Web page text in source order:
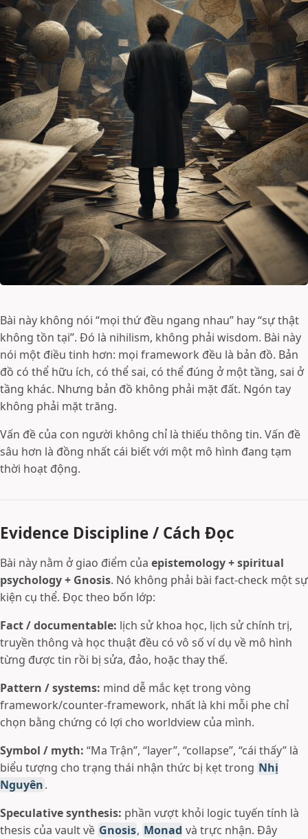
Bài này không nói “mọi thứ đều ngang nhau” hay “sự thật
không tồn tại”. Đó là nihilism, không phải wisdom. Bài này
nói một điều tinh hơn: mọi framework đều là bản đồ. Bản
đồ có thể hữu ích, có thể sai, có thể đúng ở một tầng, sai ở
tầng khác. Nhưng bản đồ không phải mặt đất. Ngón tay
không phải mặt trăng.
Vấn đề của con người không chỉ là thiếu thông tin. Vấn đề
sâu hơn là đồng nhất cái biết với một mô hình đang tạm
thời hoạt động.
Evidence Discipline / Cách Đọc
Bài này nằm ở giao điểm của epistemology + spiritual
psychology + Gnosis. Nó không phải bài fact-check một sự
kiện cụ thể. Đọc theo bốn lớp:
Fact / documentable: lịch sử khoa học, lịch sử chính trị,
truyền thông và học thuật đều có vô số ví dụ về mô hình
từng được tin rồi bị sửa, đảo, hoặc thay thế.
Pattern / systems: mind dễ mắc kẹt trong vòng
framework/counter-framework, nhất là khi mỗi phe chỉ
chọn bằng chứng có lợi cho worldview của mình.
Symbol / myth: “Ma Trận”, “layer”, “collapse”, “cái thấy” là
biểu tượng cho trạng thái nhận thức bị kẹt trong Nhị
Nguyên.
Speculative synthesis: phần vượt khỏi logic tuyến tính là
thesis của vault về Gnosis, Monad và trực nhận. Đây